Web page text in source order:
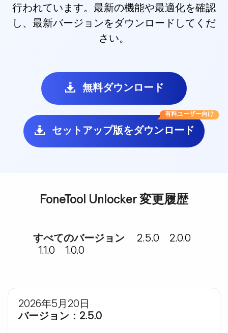
行われています。最新の機能や最適化を確認
し、最新バージョンをダウンロードしてくだ
さい。
無料ダウンロード
有料ユーザー向け
セットアップ版をダウンロード
FoneTool Unlocker 変更履歴
すべてのバージョン 2.5.0
2.0.0
1.1.0
1.0.0
2026年5月20日
バージョン：2.5.0